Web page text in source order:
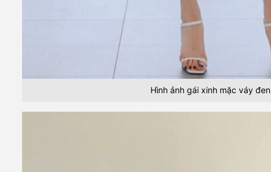
Hình ảnh gái xinh mặc váy đen